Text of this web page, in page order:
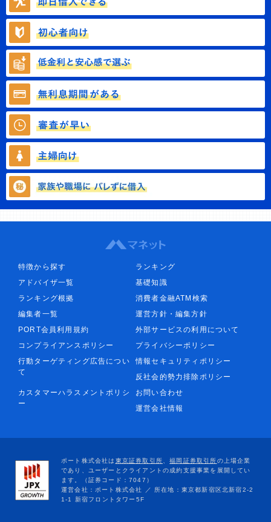
特徴から探す
ランキング
アドバイザ一覧
基礎知識
ランキング根拠
消費者金融ATM検索
編集者一覧
運営方針・編集方針
PORT会員利用規約
外部サービスの利用について
コンプライアンスポリシー
プライバシーポリシー
行動ターゲティング広告につい
て
情報セキュリティポリシー
反社会的勢力排除ポリシー
カスタマーハラスメントポリシ
ー
お問い合わせ
運営会社情報